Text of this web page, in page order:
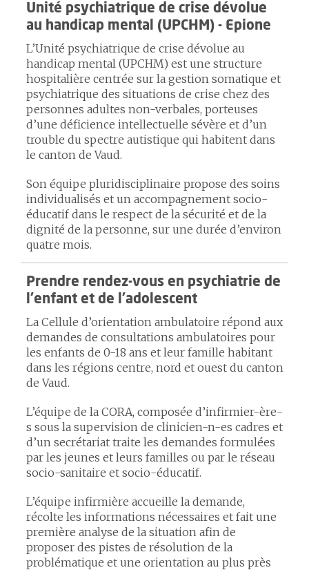
Unité psychiatrique de crise dévolue
au handicap mental (UPCHM) - Epione
L’Unité psychiatrique de crise dévolue au
handicap mental (UPCHM) est une structure
hospitalière centrée sur la gestion somatique et
psychiatrique des situations de crise chez des
personnes adultes non-verbales, porteuses
d’une déficience intellectuelle sévère et d’un
trouble du spectre autistique qui habitent dans
le canton de Vaud.
Son équipe pluridisciplinaire propose des soins
individualisés et un accompagnement socio-
éducatif dans le respect de la sécurité et de la
dignité de la personne, sur une durée d’environ
quatre mois.
Prendre rendez-vous en psychiatrie de
l’enfant et de l’adolescent
La Cellule d’orientation ambulatoire répond aux
demandes de consultations ambulatoires pour
les enfants de 0-18 ans et leur famille habitant
dans les régions centre, nord et ouest du canton
de Vaud.
L’équipe de la CORA, composée d’infirmier-ère-
s sous la supervision de clinicien-n-es cadres et
d’un secrétariat traite les demandes formulées
par les jeunes et leurs familles ou par le réseau
socio-sanitaire et socio-éducatif.
L’équipe infirmière accueille la demande,
récolte les informations nécessaires et fait une
première analyse de la situation afin de
proposer des pistes de résolution de la
problématique et une orientation au plus près